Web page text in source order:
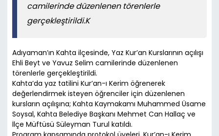
camilerinde düzenlenen törenlerle
gerçekleştirildi.K
Adıyaman’ın Kahta ilçesinde, Yaz Kur’an Kurslarının açılışı
Ehli Beyt ve Yavuz Selim camilerinde düzenlenen
törenlerle gerçekleştirildi.
Kahta’da yaz tatilini Kur’an-ı Kerim öğrenerek
değerlendirmek isteyen öğrenciler için düzenlenen
kursların açılışına; Kahta Kaymakamı Muhammed Üsame
Soysal, Kahta Belediye Başkanı Mehmet Can Hallaç ve
İlçe Müftüsü Süleyman Turul katıldı.